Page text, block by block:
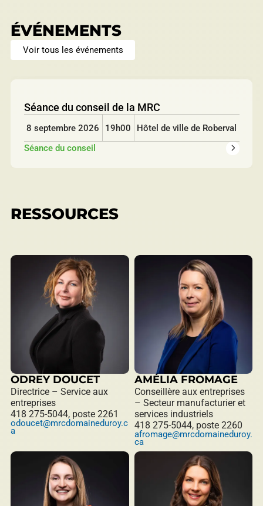
ÉVÉNEMENTS
Voir tous les événements
Séance du conseil de la MRC
8 septembre 2026 19h00
Hôtel de ville de Roberval
séance du conseil
RESSOURCES
ODREY DOUCET
Directrice – Service aux
entreprises
418 275-5044, poste 2261
odoucet@mrcdomaineduroy.c
a
AMÉLIA FROMAGE
Conseillère aux entreprises
– Secteur manufacturier et
services industriels
418 275-5044, poste 2260
afromage@mrcdomaineduroy.
ca